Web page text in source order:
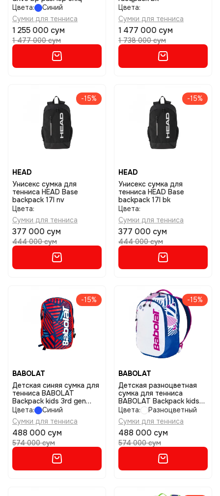
Цвета:
Синий
Сумки для тенниса
1 255 000 сум
1 477 000 сум
Цвета:
Сумки для тенниса
1 477 000 сум
1 738 000 сум
-15%
HEAD
Унисекс сумка для
тенниса HEAD Base
backpack 17l nv
Цвета:
Сумки для тенниса
377 000 сум
444 000 сум
-15%
HEAD
Унисекс сумка для
тенниса HEAD Base
backpack 17l bk
Цвета:
Сумки для тенниса
377 000 сум
444 000 сум
-15%
BABOLAT
Детская синяя сумка для
тенниса BABOLAT
Backpack kids 3rd gen
размер uniq
Цвета:
Синий
Сумки для тенниса
488 000 сум
574 000 сум
-15%
BABOLAT
Детская разноцветная
сумка для тенниса
BABOLAT Backpack kids
3rd gen размер uniq
Цвета:
Разноцветный
Сумки для тенниса
488 000 сум
574 000 сум